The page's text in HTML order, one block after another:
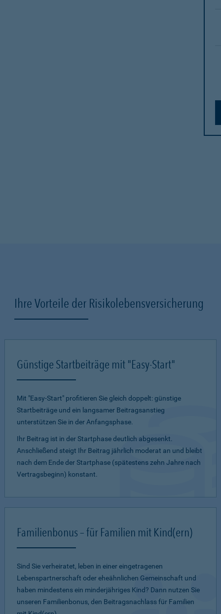
Ihre Vorteile der Risikolebensversicherung
Günstige Startbeiträge mit "Easy-Start"
Mit "Easy-Start" profitieren Sie gleich doppelt: günstige
Startbeiträge und ein lang­samer Beitragsanstieg
unterstützen Sie in der Anfangsphase.
Ihr Beitrag ist in der Startphase deutlich abgesenkt.
Anschließend steigt Ihr Beitrag jährlich moderat an und bleibt
nach dem Ende der Startphase (spätestens zehn Jahre nach
Vertragsbeginn) konstant.
Familienbonus – für Familien mit Kind(ern)
Sind Sie verheiratet, leben in einer eingetragenen
Lebenspartnerschaft oder eheähnlichen Gemeinschaft und
haben mindestens ein minderjähriges Kind? Dann nutzen Sie
unseren Familienbonus, den Beitragsnachlass für Familien